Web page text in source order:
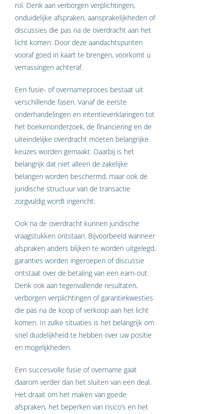
rol. Denk aan verborgen verplichtingen,
onduidelijke afspraken, aansprakelijkheden of
discussies die pas na de overdracht aan het
licht komen. Door deze aandachtspunten
vooraf goed in kaart te brengen, voorkomt u
verrassingen achteraf.
Een fusie- of overnameproces bestaat uit
verschillende fasen. Vanaf de eerste
onderhandelingen en intentieverklaringen tot
het boekenonderzoek, de financiering en de
uiteindelijke overdracht moeten belangrijke
keuzes worden gemaakt. Daarbij is het
belangrijk dat niet alleen de zakelijke
belangen worden beschermd, maar ook de
juridische structuur van de transactie
zorgvuldig wordt ingericht.
Ook na de overdracht kunnen juridische
vraagstukken ontstaan. Bijvoorbeeld wanneer
afspraken anders blijken te worden uitgelegd,
garanties worden ingeroepen of discussie
ontstaat over de betaling van een earn-out.
Denk ook aan tegenvallende resultaten,
verborgen verplichtingen of garantiekwesties
die pas na de koop of verkoop aan het licht
komen. In zulke situaties is het belangrijk om
snel duidelijkheid te hebben over uw positie
en mogelijkheden.
Een succesvolle fusie of overname gaat
daarom verder dan het sluiten van een deal.
Het draait om het maken van goede
afspraken, het beperken van risico’s en het